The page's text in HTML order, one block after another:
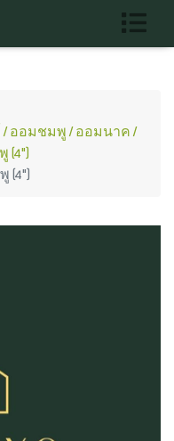
ค์ / ออมชมพู / ออมนาค /
(4")
(4")